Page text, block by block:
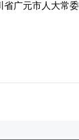
广元市人大常